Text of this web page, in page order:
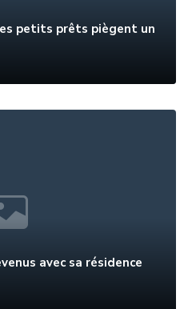
petits prêts piègent un
avec sa résidence